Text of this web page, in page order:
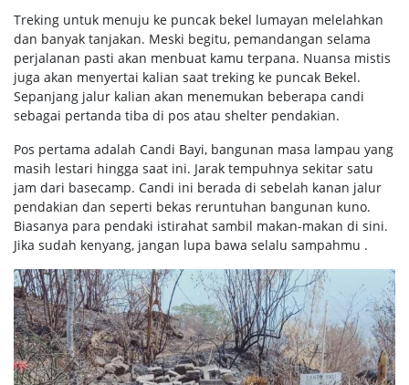
Treking untuk menuju ke puncak bekel lumayan melelahkan
dan banyak tanjakan. Meski begitu, pemandangan selama
perjalanan pasti akan menbuat kamu terpana. Nuansa mistis
juga akan menyertai kalian saat treking ke puncak Bekel.
Sepanjang jalur kalian akan menemukan beberapa candi
sebagai pertanda tiba di pos atau shelter pendakian.
Pos pertama adalah Candi Bayi, bangunan masa lampau yang
masih lestari hingga saat ini. Jarak tempuhnya sekitar satu
jam dari basecamp. Candi ini berada di sebelah kanan jalur
pendakian dan seperti bekas reruntuhan bangunan kuno.
Biasanya para pendaki istirahat sambil makan-makan di sini.
Jika sudah kenyang, jangan lupa bawa selalu sampahmu .